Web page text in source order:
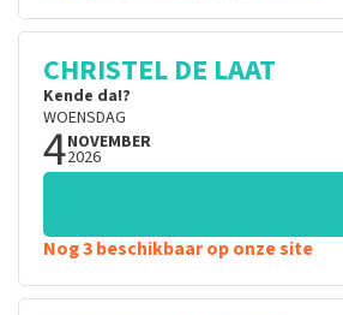
CHRISTEL DE LAAT
Kende da!?
WOENSDAG
4NOVEMBER
2026
Nog 3 beschikbaar op onze site